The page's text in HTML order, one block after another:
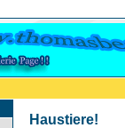
Haustiere!